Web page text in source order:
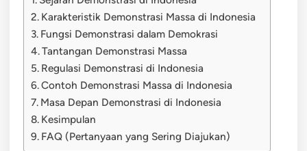
Karakteristik Demonstrasi Massa di Indonesia
Fungsi Demonstrasi dalam Demokrasi
Tantangan Demonstrasi Massa
Regulasi Demonstrasi di Indonesia
Contoh Demonstrasi Massa di Indonesia
Masa Depan Demonstrasi di Indonesia
Kesimpulan
FAQ (Pertanyaan yang Sering Diajukan)